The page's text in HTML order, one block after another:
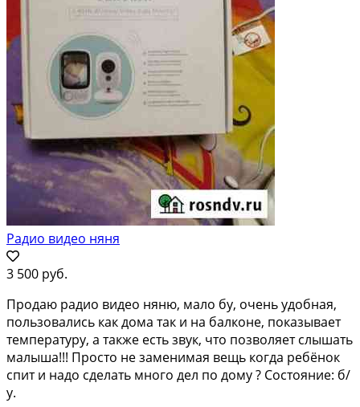
Радио видео няня
3 500 руб.
Продаю радио видео няню, мало бу, очень удобная,
пользовались как дома так и на балконе, показывает
температуру, а также есть звук, что позволяет слышать
малыша!!! Просто не заменимая вещь когда ребёнок
спит и надо сделать много дел по дому ? Состояние: б/
у.